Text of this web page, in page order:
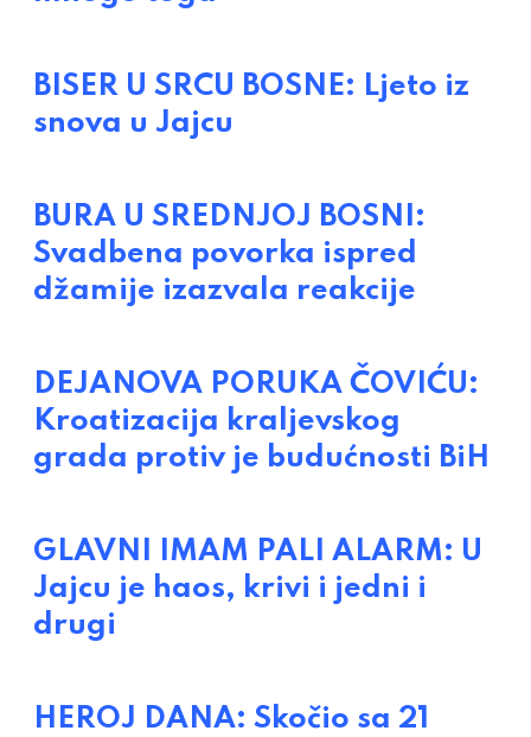
BISER U SRCU BOSNE: Ljeto iz
snova u Jajcu
BURA U SREDNJOJ BOSNI:
Svadbena povorka ispred
džamije izazvala reakcije
DEJANOVA PORUKA ČOVIĆU:
Kroatizacija kraljevskog
grada protiv je budućnosti BiH
GLAVNI IMAM PALI ALARM: U
Jajcu je haos, krivi i jedni i
drugi
HEROJ DANA: Skočio sa 21